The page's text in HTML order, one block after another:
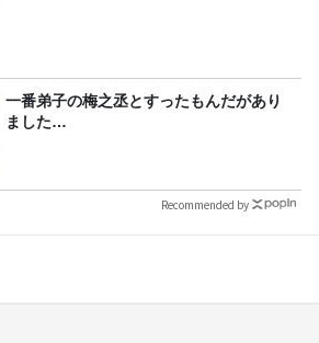
一番弟子の梅之丞とすったもんだがあり
ました…
Recommended by